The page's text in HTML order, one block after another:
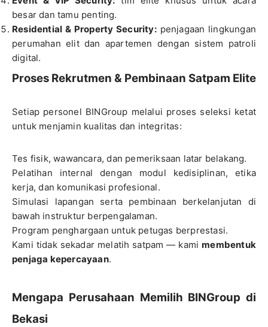
besar dan tamu penting.
Residential & Property Security:penjagaan lingkungan
perumahan elit dan apartemen dengan sistem patroli
digital.
Proses Rekrutmen & Pembinaan Satpam Elite
Setiap personel BINGroup melalui proses seleksi ketat
untuk menjamin kualitas dan integritas:
Tes fisik, wawancara, dan pemeriksaan latar belakang.
Pelatihan internal dengan modul kedisiplinan, etika
kerja, dan komunikasi profesional.
Simulasi lapangan serta pembinaan berkelanjutan di
bawah instruktur berpengalaman.
Program penghargaan untuk petugas berprestasi.
Kami tidak sekadar melatih satpam — kami membentuk
penjaga kepercayaan.
Mengapa Perusahaan Memilih BINGroup di
Bekasi